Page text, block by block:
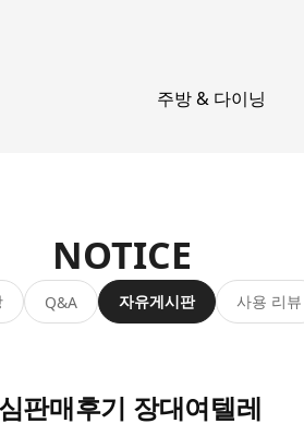
주방 & 다이닝
NOTICE
Q&A 자유게시판 사용 리뷰
판매후기 장대여텔레